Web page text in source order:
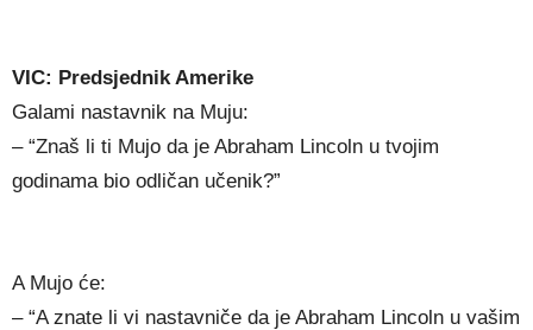
VIC: Predsjednik Amerike
Galami nastavnik na Muju:
– “Znaš li ti Mujo da je Abraham Lincoln u tvojim
godinama bio odličan učenik?”
A Mujo će:
– “A znate li vi nastavniče da je Abraham Lincoln u vašim